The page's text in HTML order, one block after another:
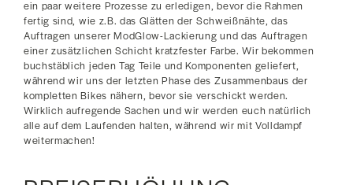
ein paar weitere Prozesse zu erledigen, bevor die Rahmen
fertig sind, wie z.B. das Glätten der Schweißnähte, das
Auftragen unserer ModGlow-Lackierung und das Auftragen
einer zusätzlichen Schicht kratzfester Farbe. Wir bekommen
buchstäblich jeden Tag Teile und Komponenten geliefert,
während wir uns der letzten Phase des Zusammenbaus der
kompletten Bikes nähern, bevor sie verschickt werden.
Wirklich aufregende Sachen und wir werden euch natürlich
alle auf dem Laufenden halten, während wir mit Volldampf
weitermachen!